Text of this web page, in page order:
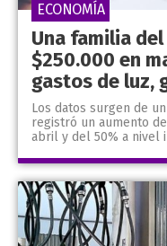
Una familia
$250.000 en
gastos de luz,
Los datos surgen de
registró un aumento
abril y del 50% a nivel
ECONOMÍA